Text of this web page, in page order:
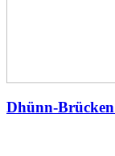
Dhünn-